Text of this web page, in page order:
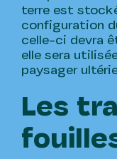
terre est
configuration
celle-ci devra
elle sera
paysager
Les